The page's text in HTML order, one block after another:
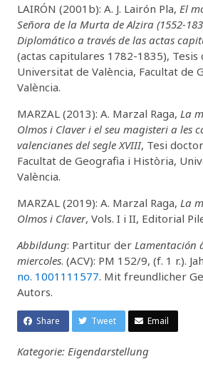
LAIRÓN (2001b): A. J. Lairón Pla, El
Señora de la Murta de Alzira (1552-
Diplomático a través de las actas
(actas capitulares 1782-1835), Tesis
Universitat de València, Facultat de
València.
MARZAL (2013): A. Marzal Raga, La
Olmos i Claver i el seu magisteri a les
valencianes del segle XVIII, Tesi
Facultat de Geografia i Història,
València.
MARZAL (2019): A. Marzal Raga, La
Olmos i Claver, Vols. I i II, Editorial
Abbildung: Partitur der Lamentación
miercoles. (ACV): PM 152/9, (f. 1 r.).
no. 1001111577. Mit freundlicher
Autors.
Share Tweet Email
Kategorie: Eigendarstellung